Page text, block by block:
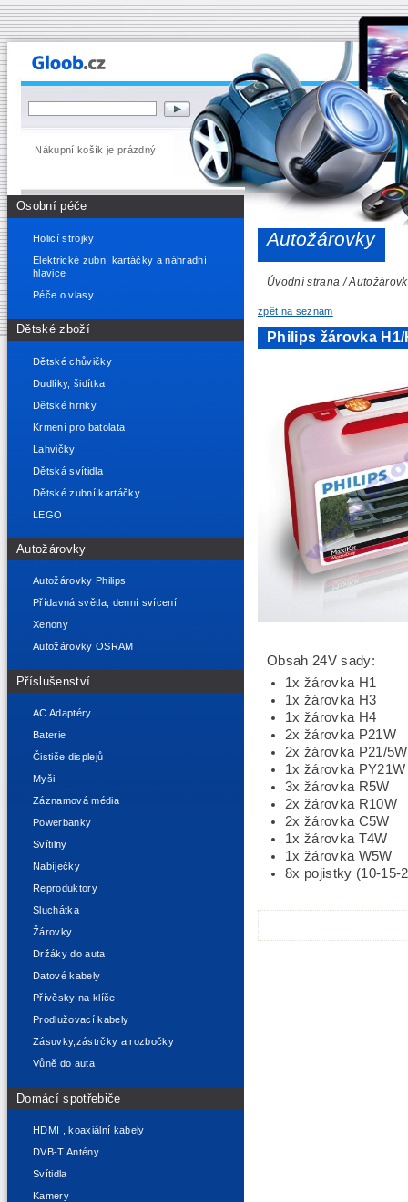
Nákupní košík je prázdný
Osobní péče
Holicí strojky
Elektrické zubní kartáčky a náhradní
hlavice
Péče o vlasy
Dětské zboží
Dětské chůvičky
Dudlíky, šidítka
Dětské hrnky
Krmení pro batolata
Lahvičky
Dětská svítidla
Dětské zubní kartáčky
LEGO
Autožárovky
Autožárovky Philips
Přídavná světla, denní svícení
Xenony
Autožárovky OSRAM
Příslušenství
AC Adaptéry
Baterie
Čističe displejů
Myši
Záznamová média
Powerbanky
Svítilny
Nabíječky
Reproduktory
Sluchátka
Žárovky
Držáky do auta
Datové kabely
Přívěsky na klíče
Prodlužovací kabely
Zásuvky,zástrčky a rozbočky
Vůně do auta
Domácí spotřebiče
HDMI , koaxiální kabely
DVB-T Antény
Svítidla
Kamery
Autožárovky
Úvodní strana /
zpět na seznam
Philips žárovka
Obsah 24V sady:
1x žárovka H1
1x žárovka H3
1x žárovka H4
2x žárovka P21W
2x žárovka P21/5W
1x žárovka PY21W
3x žárovka R5W
2x žárovka R10W
2x žárovka C5W
1x žárovka T4W
1x žárovka W5W
8x pojistky (10-15-